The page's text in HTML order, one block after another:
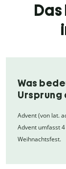
Was
Ursprung
Advent (von lat.
Advent umfasst
Weihnachtsfest.